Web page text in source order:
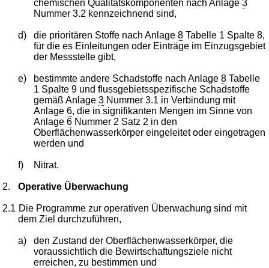
chemischen Qualitätskomponenten nach Anlage 3
Nummer 3.2 kennzeichnend sind,
d) die prioritären Stoffe nach Anlage 8Tabelle 1 Spalte 8,
für die es Einleitungen oder Einträge im Einzugsgebiet
der Messstelle gibt,
e) bestimmte andere Schadstoffe nach Anlage 8Tabelle
1 Spalte 9 und flussgebietsspezifische Schadstoffe
gemäß Anlage 3Nummer 3.1 in Verbindung mit
Anlage 6, die in signifikanten Mengen im Sinne von
Anlage 6Nummer 2 Satz 2 in den
Oberflächenwasserkörper eingeleitet oder eingetragen
werden und
f) Nitrat.
2. Operative Überwachung
2.1 Die Programme zur operativen Überwachung sind mit
dem Ziel durchzuführen,
a)
den Zustand der Oberflächenwasserkörper, die
voraussichtlich die Bewirtschaftungsziele nicht
erreichen, zu bestimmen und